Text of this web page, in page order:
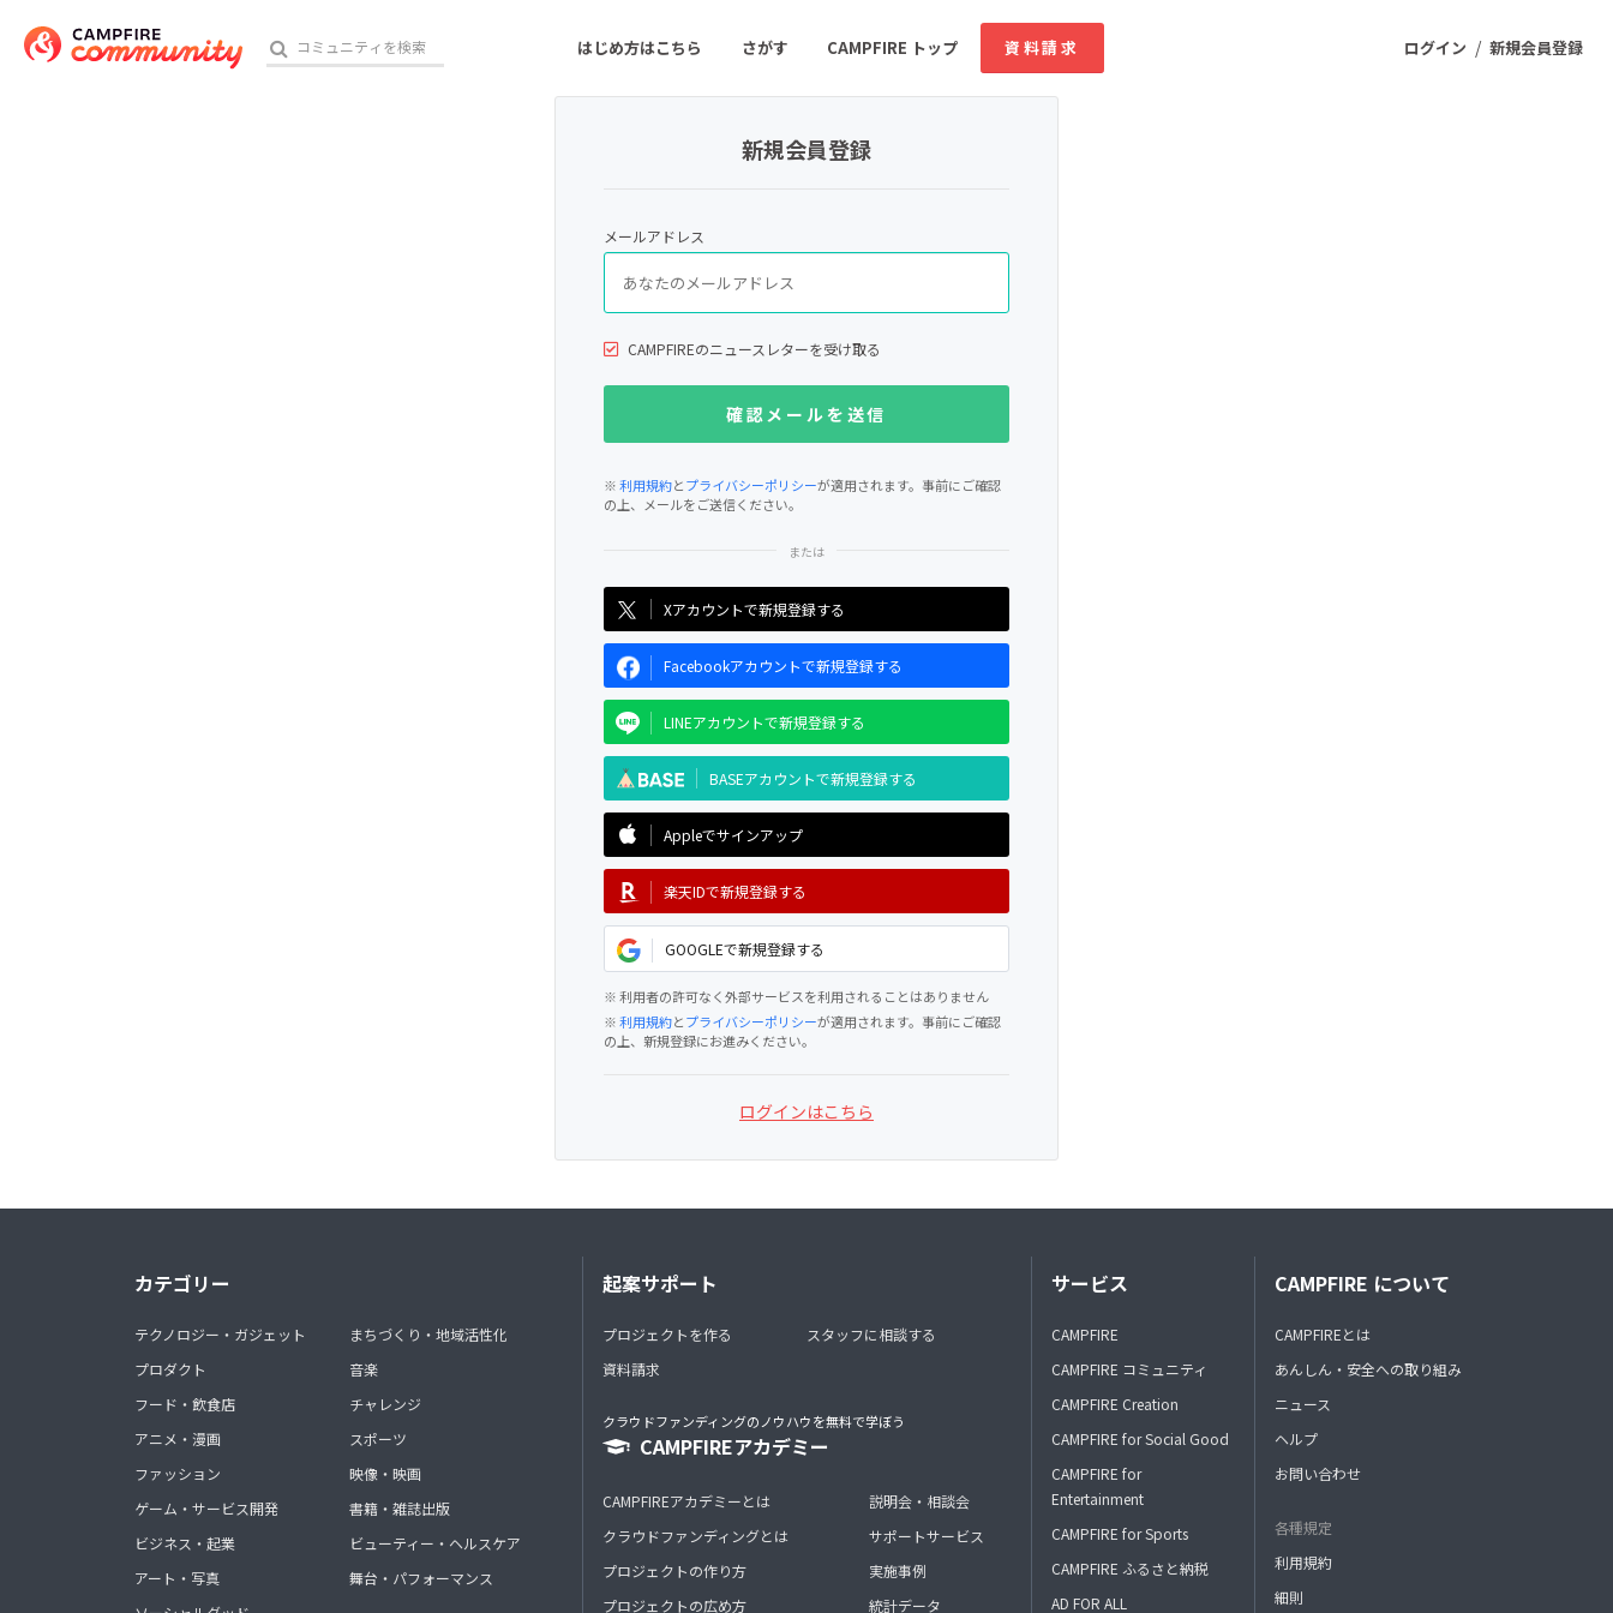
ログイン / 新規会員登録
はじめ方はこちら さがす CAMPFIRE トップ 資料請求
ゲーム・サービス開発
書籍・雑誌出版 アニメ・漫画
ソーシャルグッド ビューティー・ヘルスケア
新規会員登録
メールアドレス
CAMPFIREのニュースレターを受け取る
※利用規約とプライバシーポリシーが適用されます。事前にご確認
の上、メールをご送信ください。
Xアカウントで新規登録する
Facebookアカウントで新規登録する
LINEアカウントで新規登録する
BASEアカウントで新規登録する
Appleでサインアップ
楽天IDで新規登録する
GOOGLEで新規登録する
※ 利用者の許可なく外部サービスを利用されることはありません
※利用規約とプライバシーポリシーが適用されます。事前にご確認
の上、新規登録にお進みください。
ログインはこちら
カテゴリー
テクノロジー・ガジェット
プロダクト
フード・飲食店
アニメ・漫画
ファッション
ゲーム・サービス開発
ビジネス・起業
アート・写真
まちづくり・地域活性化
音楽
チャレンジ
スポーツ
映像・映画
書籍・雑誌出版
ビューティー・ヘルスケア
舞台・パフォーマンス
起案サポート
プロジェクトを作る
資料請求
スタッフに相談する
クラウドファンディングのノウハウを無料で学ぼう
CAMPFIREアカデミー
CAMPFIREアカデミーとは
クラウドファンディングとは
プロジェクトの作り方
プロジェクトの広め方
説明会・相談会
サポートサービス
実施事例
統計データ
サービス
CAMPFIRE
CAMPFIRE コミュニティ
CAMPFIRE Creation
CAMPFIRE for Social Good
CAMPFIRE for
Entertainment
CAMPFIRE for Sports
CAMPFIRE ふるさと納税
AD FOR ALL
CAMPFIRE について
CAMPFIREとは
あんしん・安全への取り組み
ニュース
ヘルプ
お問い合わせ
各種規定
利用規約
細則